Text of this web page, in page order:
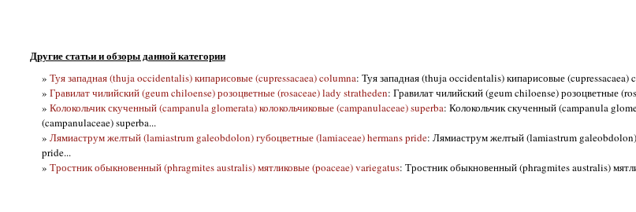
Другие статьи и обзоры данной категории
» Туя западная (thuja occidentalis) кипарисовые (cupressacaea) columna: Туя западная (thuja occidentalis) кипарисовые (cupressacaea)
» Гравилат чилийский (geum chiloense) розоцветные (rosaceae) lady stratheden: Гравилат чилийский (geum chiloense) розоцветные
» Колокольчик скученный (campanula glomerata) колокольчиковые (campanulaceae) superba: Колокольчик скученный (campanula
(campanulaceae) superba...
» Лямиаструм желтый (lamiastrum galeobdolon) губоцветные (lamiaceae) hermans pride: Лямиаструм желтый (lamiastrum
pride...
» Тростник обыкновенный (phragmites australis) мятликовые (poaceae) variegatus: Тростник обыкновенный (phragmites australis)